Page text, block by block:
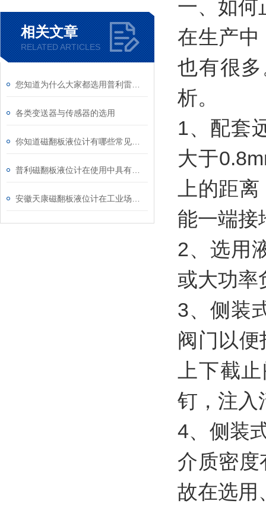
相关文章
RELATED ARTICLES
各类变送器与传感器的选用
一、如何
在生产中
也有很
析。
1、配套
大于
上的距
能一端接
2、选用
或大功率
3、侧装
阀门以
上下截
钉，注入
4、侧装
介质密度
故在选用